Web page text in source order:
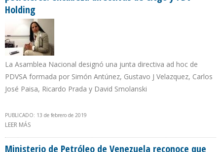
Holding
La Asamblea Nacional designó una junta directiva ad hoc de
PDVSA formada por Simón Antúnez, Gustavo J Velazquez, Carlos
José Paisa, Ricardo Prada y David Smolanski
PUBLICADO: 13 de febrero de 2019
LEER MÁS
HOLDING
Ministerio de Petróleo de Venezuela reconoce que